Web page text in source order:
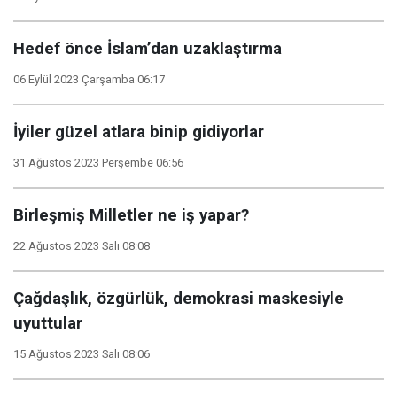
Hedef önce İslam’dan uzaklaştırma
06 Eylül 2023 Çarşamba 06:17
İyiler güzel atlara binip gidiyorlar
31 Ağustos 2023 Perşembe 06:56
Birleşmiş Milletler ne iş yapar?
22 Ağustos 2023 Salı 08:08
Çağdaşlık, özgürlük, demokrasi maskesiyle
uyuttular
15 Ağustos 2023 Salı 08:06